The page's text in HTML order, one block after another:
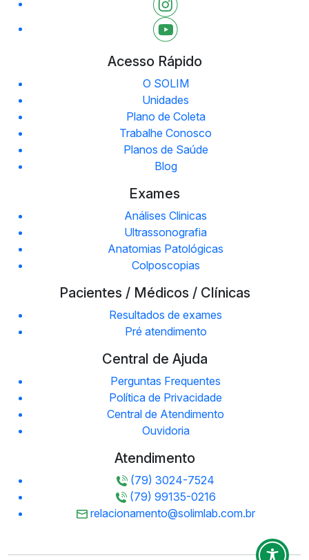
Acesso Rápido
O SOLIM
Unidades
Plano de Coleta
Trabalhe Conosco
Planos de Saúde
Blog
Exames
Análises Clinicas
Ultrassonografia
Anatomias Patológicas
Colposcopias
Pacientes / Médicos / Clínicas
Resultados de exames
Pré atendimento
Central de Ajuda
Perguntas Frequentes
Política de Privacidade
Central de Atendimento
Ouvidoria
Atendimento
(79) 3024-7524
(79) 99135-0216
relacionamento@solimlab.com.br